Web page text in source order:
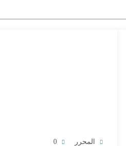
المحرر 0